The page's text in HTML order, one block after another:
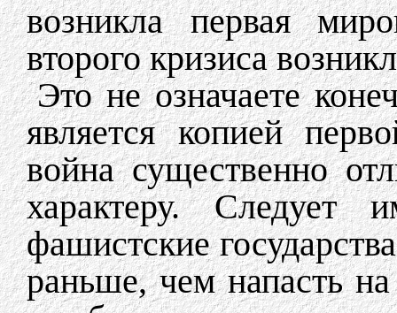
возникла первая
второго кризиса
Это не означаете
является копией
война существенно
характеру. Следует
фашистские
раньше, чем напасть